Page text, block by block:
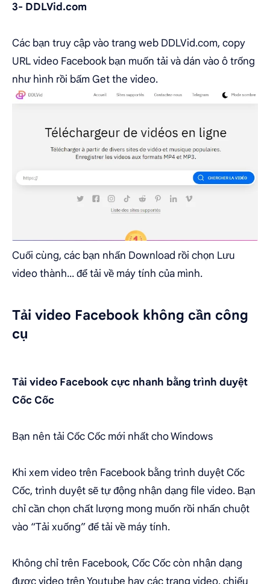
3- DDLVid.com
Các bạn truy cập vào trang web DDLVid.com, copy
URL video Facebook bạn muốn tải và dán vào ô trống
như hình rồi bấm Get the video.
Cuối cùng, các bạn nhấn Download rồi chọn Lưu
video thành... để tải về máy tính của mình.
Tải video Facebook không cần công
cụ
Tải video Facebook cực nhanh bằng trình duyệt
Cốc Cốc
Bạn nên tải Cốc Cốc mới nhất cho Windows
Khi xem video trên Facebook bằng trình duyệt Cốc
Cốc, trình duyệt sẽ tự động nhận dạng file video. Bạn
chỉ cần chọn chất lượng mong muốn rồi nhấn chuột
vào “Tải xuống” để tải về máy tính.
Không chỉ trên Facebook, Cốc Cốc còn nhận dạng
được video trên Youtube hay các trang video, chiếu